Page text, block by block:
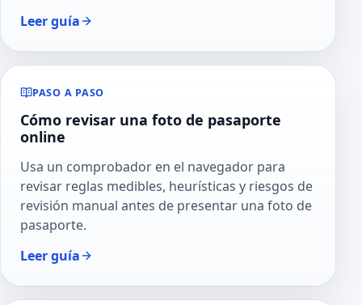
Leer guía
PASO A PASO
Cómo revisar una foto de pasaporte
online
Usa un comprobador en el navegador para
revisar reglas medibles, heurísticas y riesgos de
revisión manual antes de presentar una foto de
pasaporte.
Leer guía